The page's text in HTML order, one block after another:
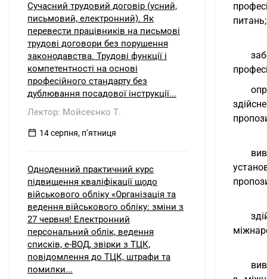
питань;
Сучасний трудовий договір (усний,
письмовий, електронний). Як
перевести працівників на письмові
трудові договори без порушення
законодавства. Трудові функції і
компетентності на основі
професійного стандарту без
дублювання посадової інструкції...
Лектор: Мойсеєнко Т.
14 серпня, пʼятниця
Одноденний практичний курс
підвищення кваліфікації щодо
військового обліку «Організація та
ведення військового обліку: зміни з
27 червня! Електронний
персональний облік, ведення
списків, е-ВОД, звірки з ТЦК,
повідомлення до ТЦК, штрафи та
помилки...